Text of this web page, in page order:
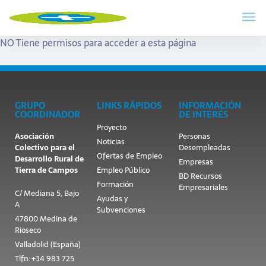
NO Tiene permisos para acceder a esta página
GRUPO
COORDINADOR
Asociación
Colectivo para el
Desarrollo Rural de
Tierra de Campos
C/ Mediana 5, Bajo
A
47800 Medina de
Rioseco
Valladolid (España)
Tlfn: +34 983 725
LINKS RÁPIDOS
Proyecto
Noticias
Ofertas de Empleo
Empleo Público
Formación
Ayudas y
Subvenciones
INFORMACIÓN
DE INTERÉS
Personas
Desempleadas
Empresas
BD Recursos
Empresariales